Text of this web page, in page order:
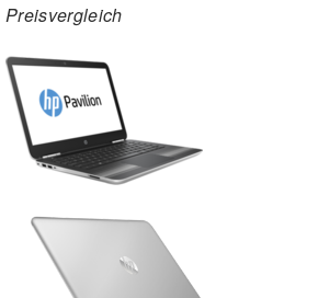
Preisvergleich